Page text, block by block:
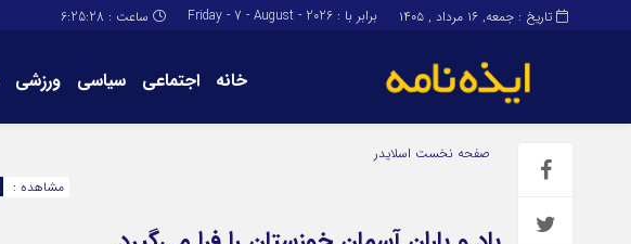
تاریخ : جمعه, ۱۶ مرداد , ۱۴۰۵ برابر با : Friday - 7 - August - 2026 ساعت : 6:25:28
خانه اجتماعی سیاسی ورزشی
برگه نمونهصفحه نخست اسلایدر
مشاهده :